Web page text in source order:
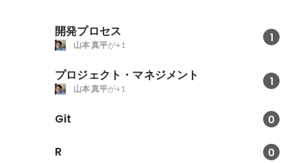
開発プロセス 1
山本 真平が+1
プロジェクト・マネジメント 1
山本 真平が+1
Git 0
R 0